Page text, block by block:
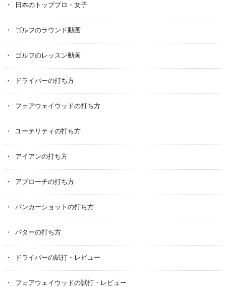
日本のトッププロ・女子
ゴルフのラウンド動画
ゴルフのレッスン動画
ドライバーの打ち方
フェアウェイウッドの打ち方
ユーテリティの打ち方
アイアンの打ち方
アプローチの打ち方
バンカーショットの打ち方
パターの打ち方
ドライバーの試打・レビュー
フェアウェイウッドの試打・レビュー